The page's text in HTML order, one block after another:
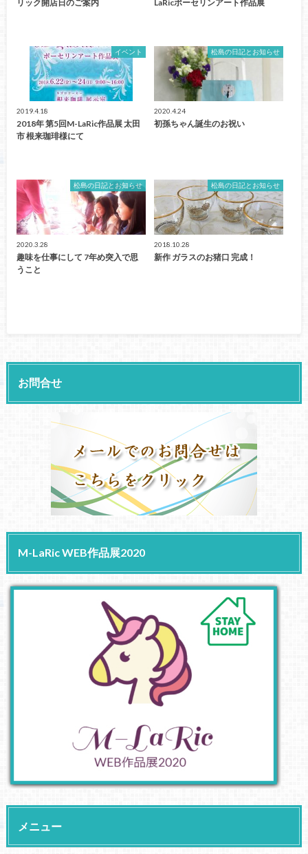
リック開店日のご案内 LaRicポーセリンアート作品展
イベント
2019.4.18
2018年 第5回M-LaRic作品展 太田
市 根来珈琲様にて
松島の日記とお知らせ
2020.4.24
初孫ちゃん誕生のお祝い
松島の日記とお知らせ
2020.3.28
趣味を仕事にして 7年め突入で思
うこと
松島の日記とお知らせ
2018.10.28
新作 ガラスのお猪口 完成！
お問合せ
M-LaRic WEB作品展2020
メニュー